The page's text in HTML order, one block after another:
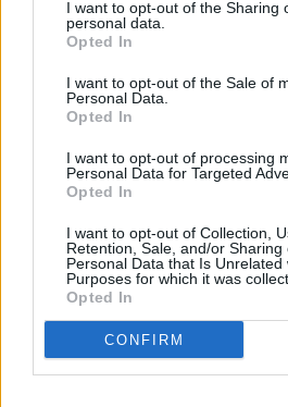
I want to opt-out of the Sharing
personal data.
Opted In
I want to opt-out of the Sale of
Personal Data.
Opted In
I want to opt-out of processing
Personal Data for Targeted
Opted In
I want to opt-out of Collection,
Retention, Sale, and/or Sharing
Personal Data that Is Unrelated
Purposes for which it was
Opted In
CONFIRM
06 lipca 2025, 10:05
Linkin Park
Festivalem. Tak
Gdyni